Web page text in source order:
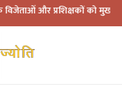
को मुख्यमंत्री धामी ने